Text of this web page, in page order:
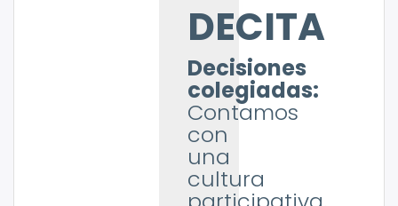
DECITA
Decisiones
colegiadas:
Contamos
con
una
cultura